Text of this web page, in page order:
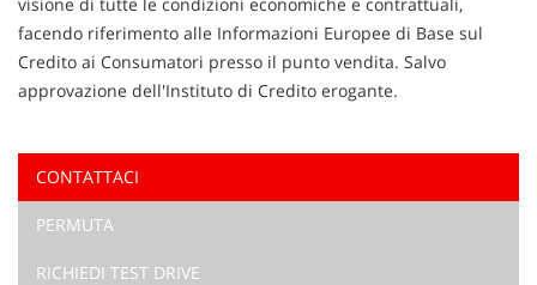
Ho letto e accettol'informativa privacy*
Acconsento al trattamento dei miei dati per finalità di
facendo riferimento alle Informazioni Europee di Base sul
Credito ai Consumatori presso il punto vendita. Salvo
approvazione dell'Instituto di Credito erogante.
CONTATTACI
PERMUTA
RICHIEDI TEST DRIVE